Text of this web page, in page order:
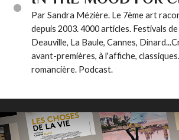
Par Sandra Mézière. Le 7ème art
depuis 2003. 4000 articles. Festivals
Deauville, La Baule, Cannes,
avant-premières, à l'affiche,
romancière. Podcast.